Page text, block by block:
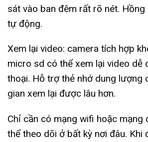
sát vào ban đêm rất rõ nét. Hồng
tự động.
Xem lại video: camera tích hợp
micro sd có thể xem lại video dễ
thoại. Hỗ trợ thẻ nhớ dung lượng
gian xem lại được lâu hơn.
Chỉ cần có mạng wifi hoặc mạng
thể theo dõi ở bất kỳ nơi đâu. Khi